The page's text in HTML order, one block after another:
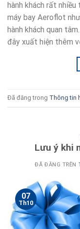
hành khách rất
máy bay Aeroflot
hành khách quan
đây xuất hiện thêm
Đã đăng trong Thông tin
Lưu ý khi
ĐÃ ĐĂNG TRÊN
07
Th10